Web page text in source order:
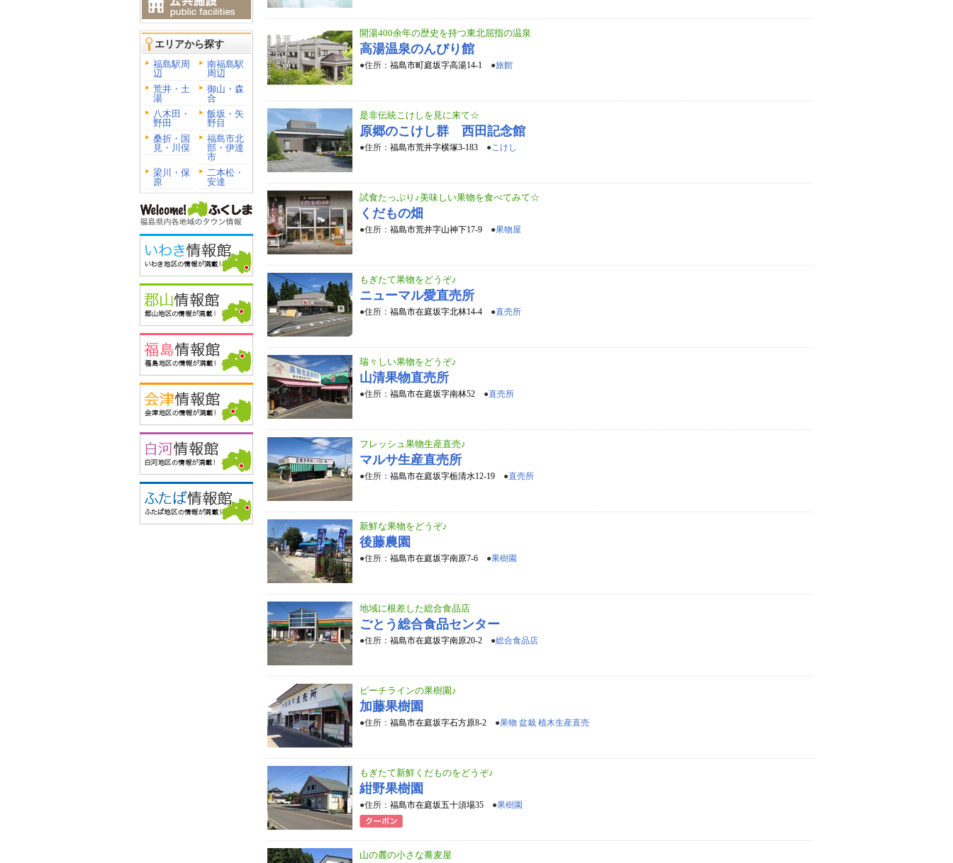
エリアから探す
福島駅周
辺
南福島駅
周辺
荒井・土
湯
御山・森
合
八木田・
野田
飯坂・矢
野目
桑折・国
見・川俣
福島市北
部・伊達
市
梁川・保
原
二本松・
安達
開湯400余年の歴史を持つ東北屈指の温泉
高湯温泉のんびり館
●住所： 福島市町庭坂字高湯14-1 ●旅館
是非伝統こけしを見に来て☆
原郷のこけし群 西田記念館
●住所： 福島市荒井字横塚3-183 ●こけし
試食たっぷり♪美味しい果物を食べてみて☆
くだもの畑
●住所： 福島市荒井字山神下17-9 ●果物屋
もぎたて果物をどうぞ♪
ニューマル愛直売所
●住所： 福島市在庭坂字北林14-4 ●直売所
瑞々しい果物をどうぞ♪
山清果物直売所
●住所： 福島市在庭坂字南林52 ●直売所
フレッシュ果物生産直売♪
マルサ生産直売所
●住所： 福島市在庭坂字栃清水12-19 ●直売所
新鮮な果物をどうぞ♪
後藤農園
●住所： 福島市在庭坂字南原7-6 ●果樹園
地域に根差した総合食品店
ごとう総合食品センター
●住所： 福島市在庭坂字南原20-2 ●総合食品店
ピーチラインの果樹園♪
加藤果樹園
●住所： 福島市在庭坂字石方原8-2 ●果物 盆栽 植木生産直売
もぎたて新鮮くだものをどうぞ♪
紺野果樹園
●住所： 福島市在庭坂五十須場35 ●果樹園
山の麓の小さな蕎麦屋